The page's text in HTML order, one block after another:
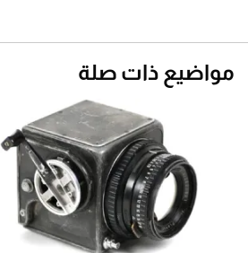
مواضيع ذات صلة